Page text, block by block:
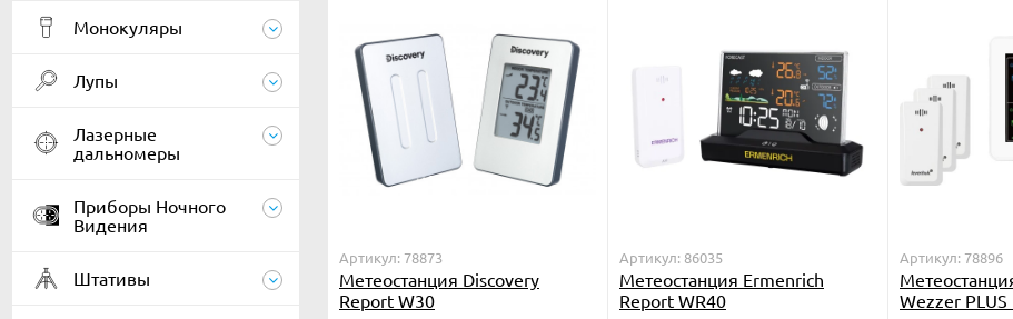
Монокуляры
Лупы
Лазерные
дальномеры
Приборы Ночного
Видения
Штативы
Артикул: 78873
Метеостанция Discovery
Report W30
Артикул: 86035
Метеостанция Ermenrich
Report WR40
Артикул: 78896
Wezzer PLUS